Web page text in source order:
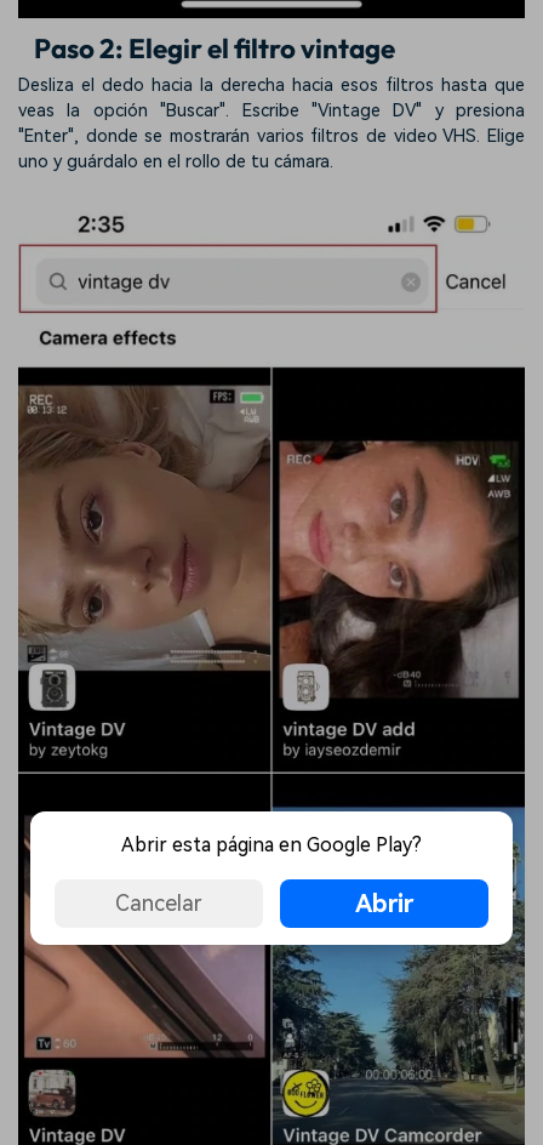
Paso 2: Elegir el filtro vintage
Desliza el dedo hacia la derecha hacia esos filtros hasta que
veas la opción "Buscar". Escribe "Vintage DV" y presiona
"Enter", donde se mostrarán varios filtros de video VHS. Elige
uno y guárdalo en el rollo de tu cámara.
Abrir esta página en Google Play?
Cancelar Abrir